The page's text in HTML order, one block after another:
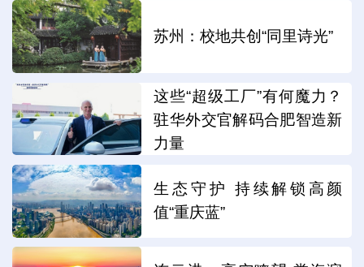
苏州：校地共创“同里诗光”
这些“超级工厂”有何魔力？
驻华外交官解码合肥智造新
力量
生态守护 持续解锁高颜
值“重庆蓝”